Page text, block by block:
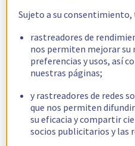
Sujeto a su
rastreadores de
nos permiten mejorar su
preferencias y usos, así
nuestras páginas;
y rastreadores de redes
que nos permiten
su eficacia y compartir
socios publicitarios y las